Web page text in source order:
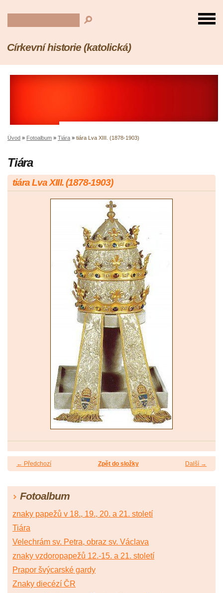
Církevní historie (katolická)
Úvod » Fotoalbum » Tiára » tiára Lva XIII. (1878-1903)
Tiára
tiára Lva XIII. (1878-1903)
← Předchozí Další →
Zpět do složky
Fotoalbum
znaky papežů v 18., 19., 20. a 21. století
Tiára
Velechrám sv. Petra, obraz sv. Václava
znaky vzdoropapežů 12.-15. a 21. století
Prapor švýcarské gardy
Znaky diecézí ČR